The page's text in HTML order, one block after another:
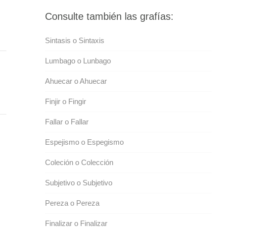
Consulte también las grafías:
Sintasis o Sintaxis
Lumbago o Lunbago
Ahuecar o Ahuecar
Finjir o Fingir
Fallar o Fallar
Espejismo o Espegismo
Coleción o Colección
Subjetivo o Subjetivo
Pereza o Pereza
Finalizar o Finalizar